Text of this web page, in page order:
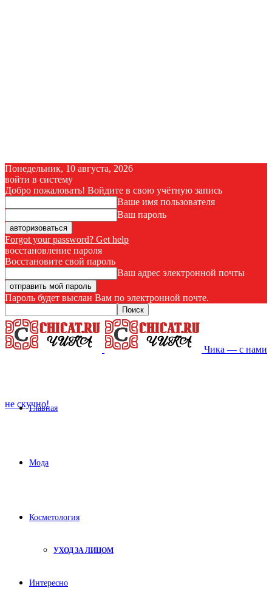
Понедельник, 10 августа, 2026
войти в систему
Добро пожаловать! Войдите в свою учётную запись
Ваше имя пользователя
Ваш пароль
Forgot your password? Get help
восстановление пароля
Восстановите свой пароль
Ваш адрес электронной почты
Пароль будет выслан Вам по электронной почте.
Чика — с нами
не скучно!
Главная
Мода
Косметология
УХОД ЗА ЛИЦОМ
Интересно